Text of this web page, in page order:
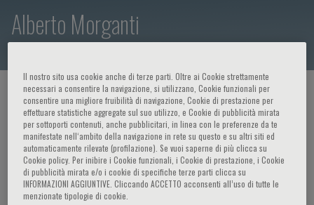
Alberto Morganti
HOME PAGE / CORSI ED EVENTI / RELATORE
Alberto Morganti
Il nostro sito usa cookie anche di terze parti. Oltre ai Cookie strettamente
necessari a consentire la navigazione, si utilizzano, Cookie funzionali per
consentire una migliore fruibilità di navigazione, Cookie di prestazione per
effettuare statistiche aggregate sul suo utilizzo, e Cookie di pubblicità mirata
per sottoporti contenuti, anche pubblicitari, in linea con le preferenze da te
manifestate nell‘ambito della navigazione in rete su questo e su altri siti ed
automaticamente rilevate (profilazione). Se vuoi saperne di più clicca su
Cookie policy. Per inibire i Cookie funzionali, i Cookie di prestazione, i Cookie
di pubblicità mirata e/o i cookie di specifiche terze parti clicca su
INFORMAZIONI AGGIUNTIVE. Cliccando ACCETTO acconsenti all’uso di tutte le
menzionate tipologie di cookie.